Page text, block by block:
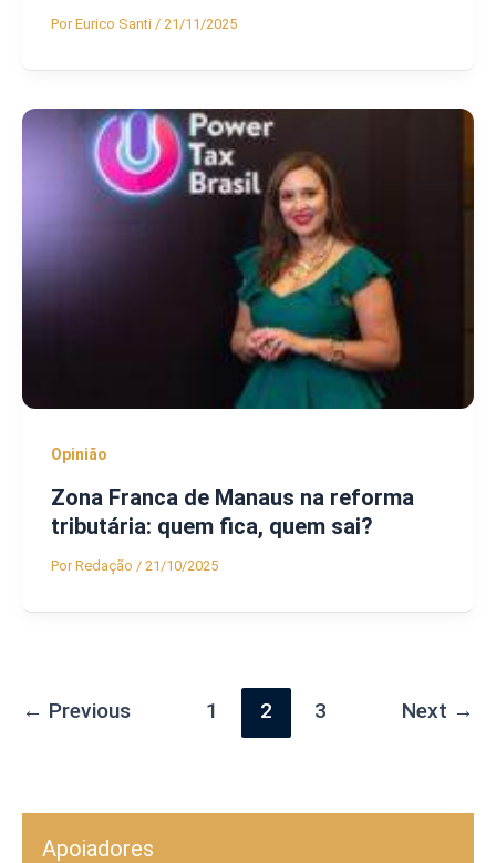
PorEurico Santi / 21/11/2025
Opinião
Zona Franca de Manaus na reforma
tributária: quem fica, quem sai?
PorRedação / 21/10/2025
← Previous 1 2 3 Next →
Apoiadores